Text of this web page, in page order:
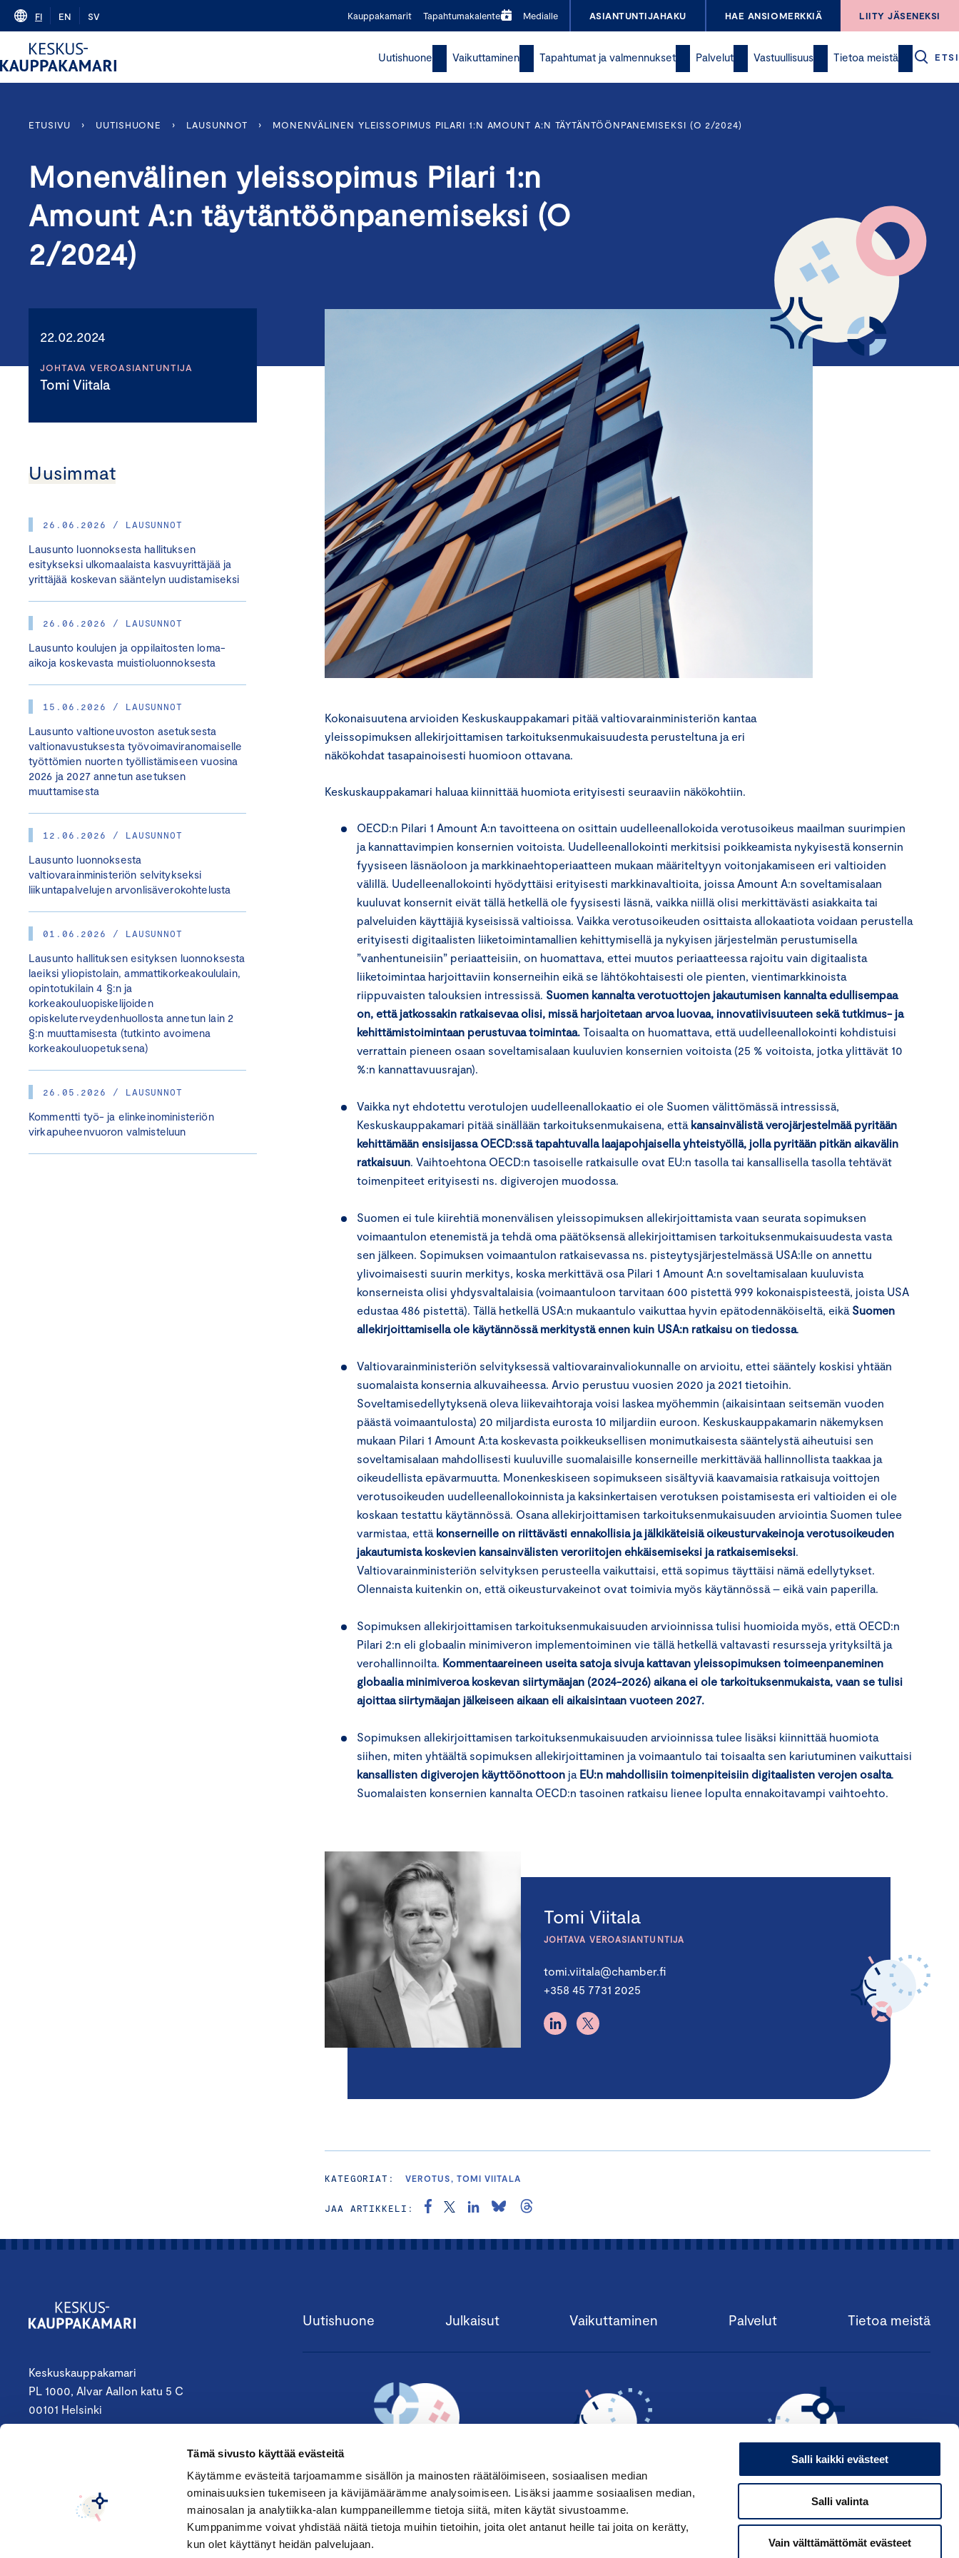
Tämä sivusto käyttää evästeitä
Käytämme evästeitä tarjoamamme sisällön ja mainosten räätälöimiseen, sosiaalisen median
ominaisuuksien tukemiseen ja kävijämäärämme analysoimiseen. Lisäksi jaamme sosiaalisen median,
mainosalan ja analytiikka-alan kumppaneillemme tietoja siitä, miten käytät sivustoamme.
Kumppanimme voivat yhdistää näitä tietoja muihin tietoihin, joita olet antanut heille tai joita on kerätty,
kun olet käyttänyt heidän palvelujaan.
Salli kaikki evästeet
Salli valinta
Vain välttämättömät evästeet
Skip
content
FI EN SV Kauppakamarit Tapahtumakalenteri Medialle ASIANTUNTIJAHAKU HAE ANSIOMERKKIÄ LIITY JÄSENEKSI
Uutishuone Vaikuttaminen Tapahtumat ja valmennukset Palvelut Vastuullisuus Tietoa meistä ETSI
ETUSIVU › UUTISHUONE › LAUSUNNOT › MONENVÄLINEN YLEISSOPIMUS PILARI 1:N AMOUNT A:N TÄYTÄNTÖÖNPANEMISEKSI (O 2/2024)
Monenvälinen yleissopimus Pilari 1:n
Amount A:n täytäntöönpanemiseksi (O
2/2024)
22.02.2024
JOHTAVA VEROASIANTUNTIJA
Tomi Viitala
Uusimmat
26.06.2026 / LAUSUNNOT
Lausunto luonnoksesta hallituksen
esitykseksi ulkomaalaista kasvuyrittäjää ja
yrittäjää koskevan sääntelyn uudistamiseksi
26.06.2026 / LAUSUNNOT
Lausunto koulujen ja oppilaitosten loma-
aikoja koskevasta muistioluonnoksesta
15.06.2026 / LAUSUNNOT
Lausunto valtioneuvoston asetuksesta
valtionavustuksesta työvoimaviranomaiselle
työttömien nuorten työllistämiseen vuosina
2026 ja 2027 annetun asetuksen
muuttamisesta
12.06.2026 / LAUSUNNOT
Lausunto luonnoksesta
valtiovarainministeriön selvitykseksi
liikuntapalvelujen arvonlisäverokohtelusta
01.06.2026 / LAUSUNNOT
Lausunto hallituksen esityksen luonnoksesta
laeiksi yliopistolain, ammattikorkeakoululain,
opintotukilain 4 §:n ja
korkeakouluopiskelijoiden
opiskeluterveydenhuollosta annetun lain 2
§:n muuttamisesta (tutkinto avoimena
korkeakouluopetuksena)
26.05.2026 / LAUSUNNOT
Kommentti työ- ja elinkeinoministeriön
virkapuheenvuoron valmisteluun
Kokonaisuutena arvioiden Keskuskauppakamari pitää valtiovarainministeriön kantaa
yleissopimuksen allekirjoittamisen tarkoituksenmukaisuudesta perusteltuna ja eri
näkökohdat tasapainoisesti huomioon ottavana.
Keskuskauppakamari haluaa kiinnittää huomiota erityisesti seuraaviin näkökohtiin.
OECD:n Pilari 1 Amount A:n tavoitteena on osittain uudelleenallokoida verotusoikeus maailman suurimpien
ja kannattavimpien konsernien voitoista. Uudelleenallokointi merkitsisi poikkeamista nykyisestä konsernin
fyysiseen läsnäoloon ja markkinaehtoperiaatteen mukaan määriteltyyn voitonjakamiseen eri valtioiden
välillä. Uudelleenallokointi hyödyttäisi erityisesti markkinavaltioita, joissa Amount A:n soveltamisalaan
kuuluvat konsernit eivät tällä hetkellä ole fyysisesti läsnä, vaikka niillä olisi merkittävästi asiakkaita tai
palveluiden käyttäjiä kyseisissä valtioissa. Vaikka verotusoikeuden osittaista allokaatiota voidaan perustella
erityisesti digitaalisten liiketoimintamallien kehittymisellä ja nykyisen järjestelmän perustumisella
”vanhentuneisiin” periaatteisiin, on huomattava, ettei muutos periaatteessa rajoitu vain digitaalista
liiketoimintaa harjoittaviin konserneihin eikä se lähtökohtaisesti ole pienten, vientimarkkinoista
riippuvaisten talouksien intressissä. Suomen kannalta verotuottojen jakautumisen kannalta edullisempaa
on, että jatkossakin ratkaisevaa olisi, missä harjoitetaan arvoa luovaa, innovatiivisuuteen sekä tutkimus- ja
kehittämistoimintaan perustuvaa toimintaa. Toisaalta on huomattava, että uudelleenallokointi kohdistuisi
verrattain pieneen osaan soveltamisalaan kuuluvien konsernien voitoista (25 % voitoista, jotka ylittävät 10
%:n kannattavuusrajan).
Vaikka nyt ehdotettu verotulojen uudelleenallokaatio ei ole Suomen välittömässä intressissä,
Keskuskauppakamari pitää sinällään tarkoituksenmukaisena, että kansainvälistä verojärjestelmää pyritään
kehittämään ensisijassa OECD:ssä tapahtuvalla laajapohjaisella yhteistyöllä, jolla pyritään pitkän aikavälin
ratkaisuun. Vaihtoehtona OECD:n tasoiselle ratkaisulle ovat EU:n tasolla tai kansallisella tasolla tehtävät
toimenpiteet erityisesti ns. digiverojen muodossa.
Suomen ei tule kiirehtiä monenvälisen yleissopimuksen allekirjoittamista vaan seurata sopimuksen
voimaantulon etenemistä ja tehdä oma päätöksensä allekirjoittamisen tarkoituksenmukaisuudesta vasta
sen jälkeen. Sopimuksen voimaantulon ratkaisevassa ns. pisteytysjärjestelmässä USA:lle on annettu
ylivoimaisesti suurin merkitys, koska merkittävä osa Pilari 1 Amount A:n soveltamisalaan kuuluvista
konserneista olisi yhdysvaltalaisia (voimaantuloon tarvitaan 600 pistettä 999 kokonaispisteestä, joista USA
edustaa 486 pistettä). Tällä hetkellä USA:n mukaantulo vaikuttaa hyvin epätodennäköiseltä, eikä Suomen
allekirjoittamisella ole käytännössä merkitystä ennen kuin USA:n ratkaisu on tiedossa.
Valtiovarainministeriön selvityksessä valtiovarainvaliokunnalle on arvioitu, ettei sääntely koskisi yhtään
suomalaista konsernia alkuvaiheessa. Arvio perustuu vuosien 2020 ja 2021 tietoihin.
Soveltamisedellytyksenä oleva liikevaihtoraja voisi laskea myöhemmin (aikaisintaan seitsemän vuoden
päästä voimaantulosta) 20 miljardista eurosta 10 miljardiin euroon. Keskuskauppakamarin näkemyksen
mukaan Pilari 1 Amount A:ta koskevasta poikkeuksellisen monimutkaisesta sääntelystä aiheutuisi sen
soveltamisalaan mahdollisesti kuuluville suomalaisille konserneille merkittävää hallinnollista taakkaa ja
oikeudellista epävarmuutta. Monenkeskiseen sopimukseen sisältyviä kaavamaisia ratkaisuja voittojen
verotusoikeuden uudelleenallokoinnista ja kaksinkertaisen verotuksen poistamisesta eri valtioiden ei ole
koskaan testattu käytännössä. Osana allekirjoittamisen tarkoituksenmukaisuuden arviointia Suomen tulee
varmistaa, että konserneille on riittävästi ennakollisia ja jälkikäteisiä oikeusturvakeinoja verotusoikeuden
jakautumista koskevien kansainvälisten veroriitojen ehkäisemiseksi ja ratkaisemiseksi.
Valtiovarainministeriön selvityksen perusteella vaikuttaisi, että sopimus täyttäisi nämä edellytykset.
Olennaista kuitenkin on, että oikeusturvakeinot ovat toimivia myös käytännössä – eikä vain paperilla.
Sopimuksen allekirjoittamisen tarkoituksenmukaisuuden arvioinnissa tulisi huomioida myös, että OECD:n
Pilari 2:n eli globaalin minimiveron implementoiminen vie tällä hetkellä valtavasti resursseja yrityksiltä ja
verohallinnoilta. Kommentaareineen useita satoja sivuja kattavan yleissopimuksen toimeenpaneminen
globaalia minimiveroa koskevan siirtymäajan (2024-2026) aikana ei ole tarkoituksenmukaista, vaan se tulisi
ajoittaa siirtymäajan jälkeiseen aikaan eli aikaisintaan vuoteen 2027.
Sopimuksen allekirjoittamisen tarkoituksenmukaisuuden arvioinnissa tulee lisäksi kiinnittää huomiota
siihen, miten yhtäältä sopimuksen allekirjoittaminen ja voimaantulo tai toisaalta sen kariutuminen vaikuttaisi
kansallisten digiverojen käyttöönottoon ja EU:n mahdollisiin toimenpiteisiin digitaalisten verojen osalta.
Suomalaisten konsernien kannalta OECD:n tasoinen ratkaisu lienee lopulta ennakoitavampi vaihtoehto.
Tomi Viitala
JOHTAVA VEROASIANTUNTIJA
tomi.viitala@chamber.fi
+358 45 7731 2025
KATEGORIAT: VEROTUS, TOMI VIITALA
JAA ARTIKKELI:
Keskuskauppakamari
PL 1000, Alvar Aallon katu 5 C
00101 Helsinki
keskuskauppakamari@chamber.fi
Seuraa meitä:
Uutishuone Julkaisut Vaikuttaminen Palvelut Tietoa meistä
TILAA UUTISKIRJE › LIITY JÄSENEKSI › HAE ANSIOMERKKIÄ ›